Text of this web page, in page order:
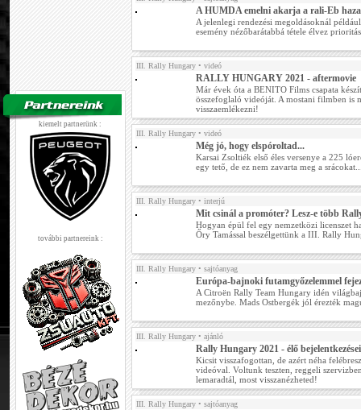
kiemelt partnerünk :
további partnereink :
A HUMDA emelni akarja a rali-Eb
A jelenlegi rendezési megoldásoknál
esemény nézőbarátabbá tétele élvez
III. Rally Hungary • videó
RALLY HUNGARY 2021 - aftermovie
Már évek óta a BENITO Films csapata
összefoglaló videóját. A mostani filmben is
visszaemlékezni!
III. Rally Hungary • videó
Még jó, hogy elspóroltad...
Karsai Zsoltiék első éles versenye a 225
egy tető, de ez nem zavarta meg a
III. Rally Hungary • interjú
Mit csinál a promóter? Lesz-e több
Hogyan épül fel egy nemzetközi licenszet
Őry Tamással beszélgettünk a III. Rally
III. Rally Hungary • sajtóanyag
Európa-bajnoki futamgyőzelemmel
A Citroën Rally Team Hungary idén
mezőnybe. Mads Ostbergék jól érezték
III. Rally Hungary • ajánló
Rally Hungary 2021 - élő
Kicsit visszafogottan, de azért néha
videóval. Voltunk teszten, reggeli
lemaradtál, most visszanézheted!
III. Rally Hungary • sajtóanyag